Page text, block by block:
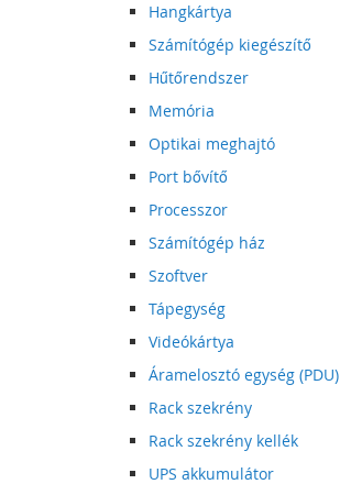
Hangkártya
Számítógép kiegészítő
Hűtőrendszer
Memória
Optikai meghajtó
Port bővítő
Processzor
Számítógép ház
Szoftver
Tápegység
Videókártya
Áramelosztó egység (PDU)
Rack szekrény
Rack szekrény kellék
UPS akkumulátor